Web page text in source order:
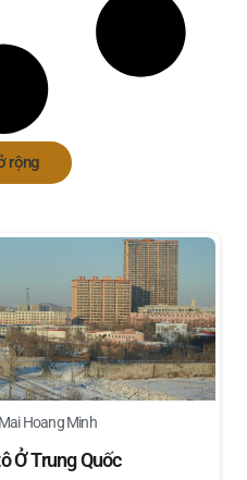
rộng
Mai Hoang Minh
Ở Trung Quốc